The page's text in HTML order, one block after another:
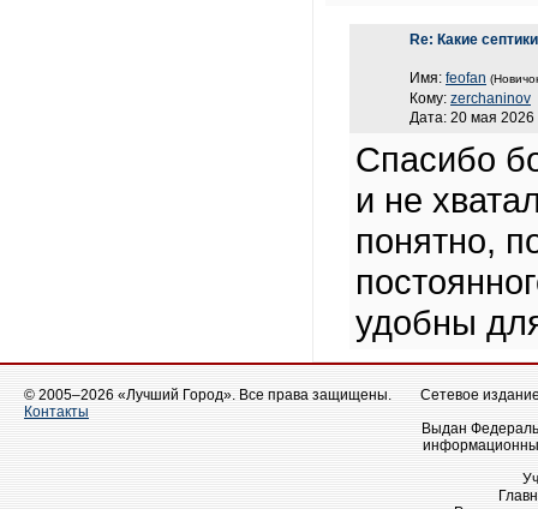
Re: Какие
Имя: feofan
Кому: zerchaninov
Дата: 20 мая 2026
Спасибо
и не
понятно,
удобны
© 2005–2026 «Лучший Город». Все права защищены.
Контакты
Сетевое
Выдан